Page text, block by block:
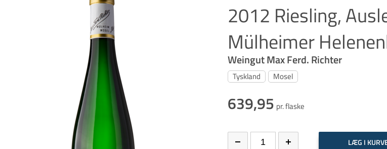
2012 Riesling,
Mülheimer
Weingut Max Ferd. Richter
Tyskland Mosel
639,95 pr. flaske
LÆG I